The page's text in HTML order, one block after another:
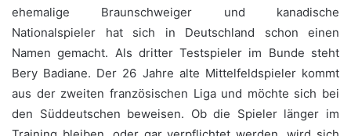
ehemalige Braunschweiger und kanadische
Nationalspieler hat sich in Deutschland schon einen
Namen gemacht. Als dritter Testspieler im Bunde steht
Bery Badiane. Der 26 Jahre alte Mittelfeldspieler kommt
aus der zweiten französischen Liga und möchte sich bei
den Süddeutschen beweisen. Ob die Spieler länger im